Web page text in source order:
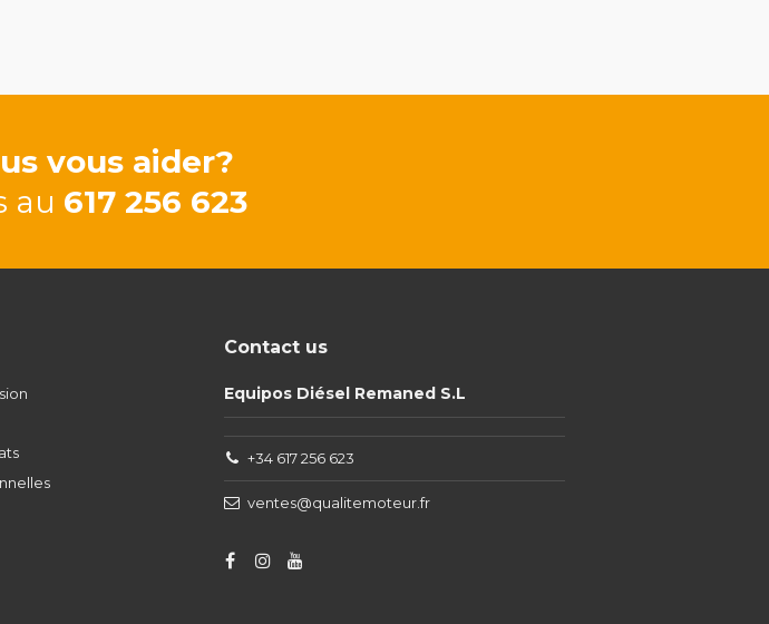
vous aider?
au 617 256 623
Contact us
Equipos Diésel Remaned S.L
+34 617 256 623
ventes@qualitemoteur.fr